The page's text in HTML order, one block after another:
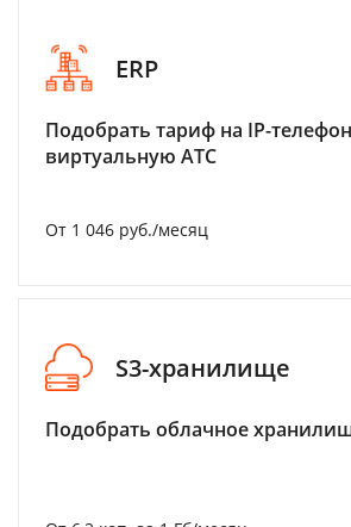
ERP
Подобрать тариф на IP-
виртуальную АТС
От 1 046 руб./месяц
S3-хранилище
Подобрать облачное